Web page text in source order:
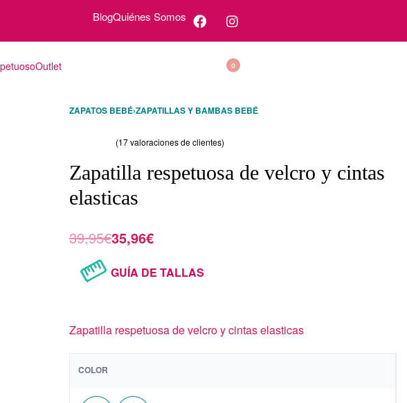
BlogQuiénes Somos
Outlet 0
ZAPATOS BEBÉ›ZAPATILLAS Y BAMBAS BEBÉ
(17valoraciones de clientes)
Zapatilla respetuosa de velcro y cintas
elasticas
39,95€35,96€
GUÍA DE TALLAS
Zapatilla respetuosa de velcro y cintas elasticas
COLOR